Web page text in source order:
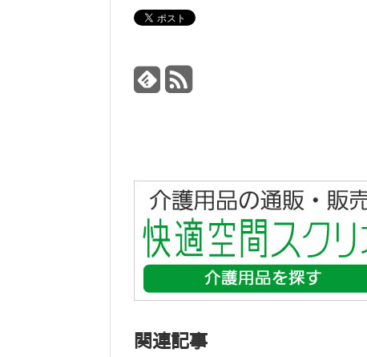
関連記事